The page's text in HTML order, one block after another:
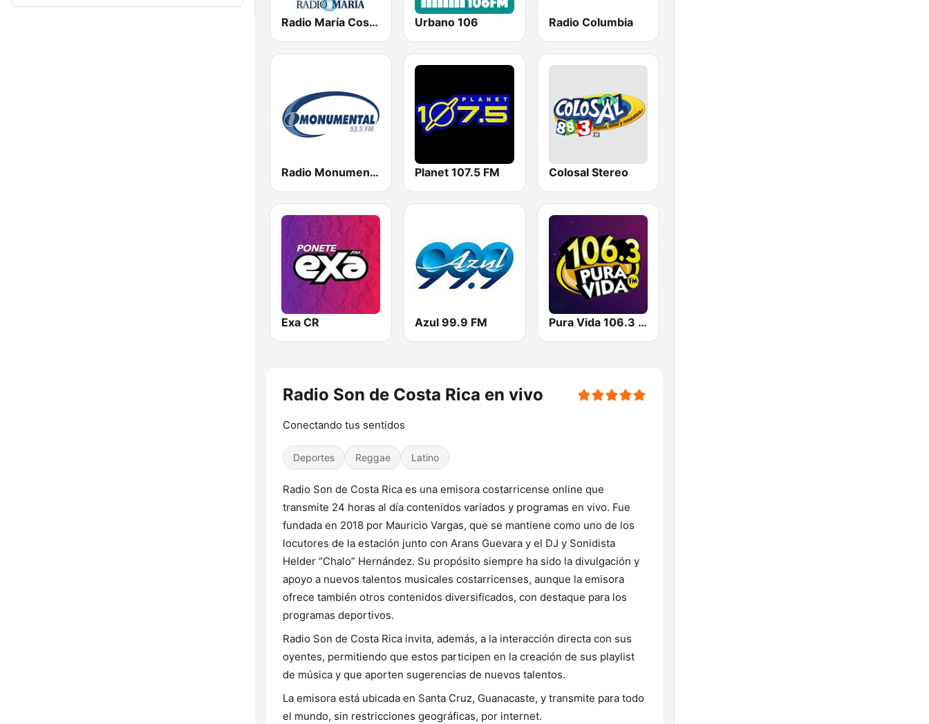
Radio María Costa Rica Urbano 106 Radio Columbia
Radio Monumental Planet 107.5 FM Colosal Stereo
Exa CR Azul 99.9 FM Pura Vida 106.3 FM
Radio Son de Costa Rica en vivo
Conectando tus sentidos
Deportes Reggae Latino
Radio Son de Costa Rica es una emisora costarricense online que
transmite 24 horas al día contenidos variados y programas en vivo. Fue
fundada en 2018 por Mauricio Vargas, que se mantiene como uno de los
locutores de la estación junto con Arans Guevara y el DJ y Sonidista
Helder “Chalo” Hernández. Su propósito siempre ha sido la divulgación y
apoyo a nuevos talentos musicales costarricenses, aunque la emisora
ofrece también otros contenidos diversificados, con destaque para los
programas deportivos.
Radio Son de Costa Rica invita, además, a la interacción directa con sus
oyentes, permitiendo que estos participen en la creación de sus playlist
de música y que aporten sugerencias de nuevos talentos.
La emisora está ubicada en Santa Cruz, Guanacaste, y transmite para todo
el mundo, sin restricciones geográficas, por internet.